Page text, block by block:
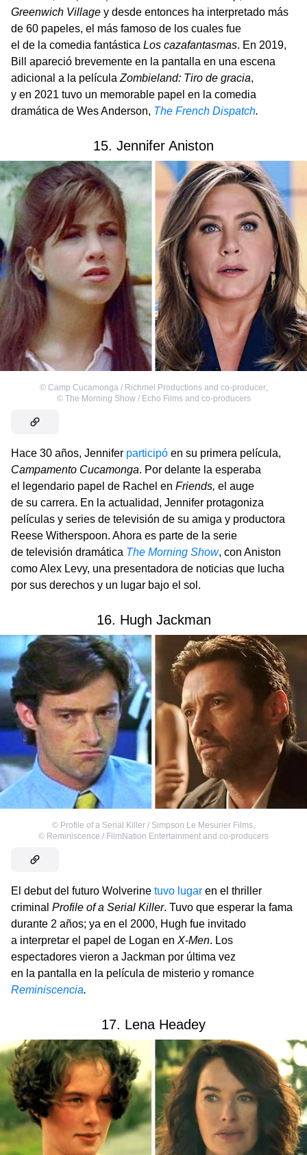
Greenwich Village y desde entonces ha interpretado más
de 60 papeles, el más famoso de los cuales fue
el de la comedia fantástica Los cazafantasmas. En 2019,
Bill apareció brevemente en la pantalla en una escena
adicional a la película Zombieland: Tiro de gracia,
y en 2021 tuvo un memorable papel en la comedia
dramática de Wes Anderson, The French Dispatch.
15. Jennifer Aniston
© Camp Cucamonga / Richmel Productions and co-producer,
© The Morning Show / Echo Films and co-producers
Hace 30 años, Jennifer participó en su primera película,
Campamento Cucamonga. Por delante la esperaba
el legendario papel de Rachel en Friends, el auge
de su carrera. En la actualidad, Jennifer protagoniza
películas y series de televisión de su amiga y productora
Reese Witherspoon. Ahora es parte de la serie
de televisión dramática The Morning Show, con Aniston
como Alex Levy, una presentadora de noticias que lucha
por sus derechos y un lugar bajo el sol.
16. Hugh Jackman
© Profile of a Serial Killer / Simpson Le Mesurier Films,
© Reminiscence / FilmNation Entertainment and co-producers
El debut del futuro Wolverine tuvo lugar en el thriller
criminal Profile of a Serial Killer. Tuvo que esperar la fama
durante 2 años; ya en el 2000, Hugh fue invitado
a interpretar el papel de Logan en X-Men. Los
espectadores vieron a Jackman por última vez
en la pantalla en la película de misterio y romance
Reminiscencia.
17. Lena Headey